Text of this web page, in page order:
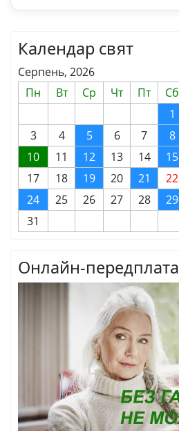
Календар свят
Серпень, 2026
Пн
Вт Ср Чт Пт Сб
1
3
4 5 6 7 8
10
11 12 13 14 15
17
18 19 20 21 22
24
25 26 27 28 29
31
Онлайн-передплата